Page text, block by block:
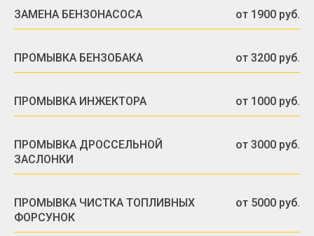
ЗАМЕНА БЕНЗОНАСОСА от 1900 руб.
ПРОМЫВКА БЕНЗОБАКА от 3200 руб.
ПРОМЫВКА ИНЖЕКТОРА от 1000 руб.
ПРОМЫВКА ДРОССЕЛЬНОЙ
ЗАСЛОНКИ
от 3000 руб.
ПРОМЫВКА ЧИСТКА ТОПЛИВНЫХ
ФОРСУНОК
от 5000 руб.